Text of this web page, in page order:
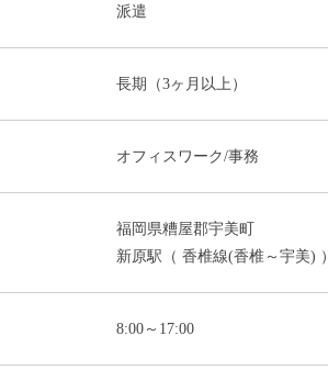
派遣
長期（3ヶ月以上）
オフィスワーク/事務
福岡県糟屋郡宇美町
新原駅（ 香椎線(香椎～宇美) ）
8:00～17:00